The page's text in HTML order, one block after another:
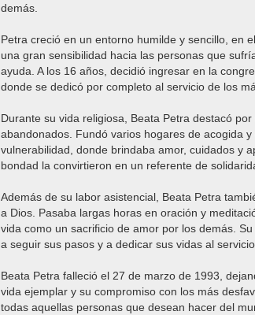
demás.
Petra creció en un entorno humilde y sencillo, en
una gran sensibilidad hacia las personas que
ayuda. A los 16 años, decidió ingresar en la
donde se dedicó por completo al servicio de los
Durante su vida religiosa, Beata Petra destacó
abandonados. Fundó varios hogares de acogida
vulnerabilidad, donde brindaba amor, cuidados y
bondad la convirtieron en un referente de
Además de su labor asistencial, Beata Petra
a Dios. Pasaba largas horas en oración y
vida como un sacrificio de amor por los demás.
a seguir sus pasos y a dedicar sus vidas al
Beata Petra falleció el 27 de marzo de 1993,
vida ejemplar y su compromiso con los más
todas aquellas personas que desean hacer del